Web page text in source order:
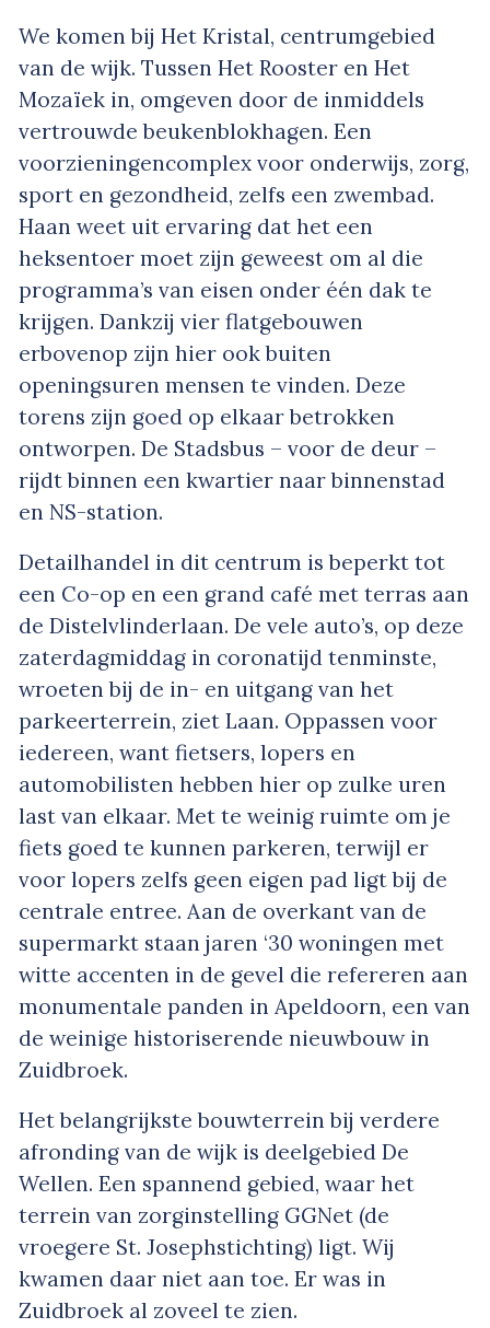
We komen bij Het Kristal, centrumgebied
van de wijk. Tussen Het Rooster en Het
Mozaïek in, omgeven door de inmiddels
vertrouwde beukenblokhagen. Een
voorzieningencomplex voor onderwijs, zorg,
sport en gezondheid, zelfs een zwembad.
Haan weet uit ervaring dat het een
heksentoer moet zijn geweest om al die
programma’s van eisen onder één dak te
krijgen. Dankzij vier flatgebouwen
erbovenop zijn hier ook buiten
openingsuren mensen te vinden. Deze
torens zijn goed op elkaar betrokken
ontworpen. De Stadsbus – voor de deur –
rijdt binnen een kwartier naar binnenstad
en NS-station.
Detailhandel in dit centrum is beperkt tot
een Co-op en een grand café met terras aan
de Distelvlinderlaan. De vele auto’s, op deze
zaterdagmiddag in coronatijd tenminste,
wroeten bij de in- en uitgang van het
parkeerterrein, ziet Laan. Oppassen voor
iedereen, want fietsers, lopers en
automobilisten hebben hier op zulke uren
last van elkaar. Met te weinig ruimte om je
fiets goed te kunnen parkeren, terwijl er
voor lopers zelfs geen eigen pad ligt bij de
centrale entree. Aan de overkant van de
supermarkt staan jaren ‘30 woningen met
witte accenten in de gevel die refereren aan
monumentale panden in Apeldoorn, een van
de weinige historiserende nieuwbouw in
Zuidbroek.
Het belangrijkste bouwterrein bij verdere
afronding van de wijk is deelgebied De
Wellen. Een spannend gebied, waar het
terrein van zorginstelling GGNet (de
vroegere St. Josephstichting) ligt. Wij
kwamen daar niet aan toe. Er was in
Zuidbroek al zoveel te zien.